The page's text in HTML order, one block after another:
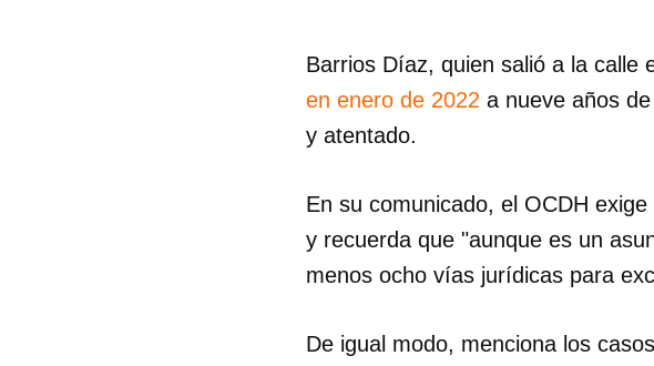
Barrios Díaz, quien salió a la calle
en enero de 2022 a nueve años
y atentado.
En su comunicado, el OCDH
y recuerda que "aunque es un
menos ocho vías jurídicas para
De igual modo, menciona los